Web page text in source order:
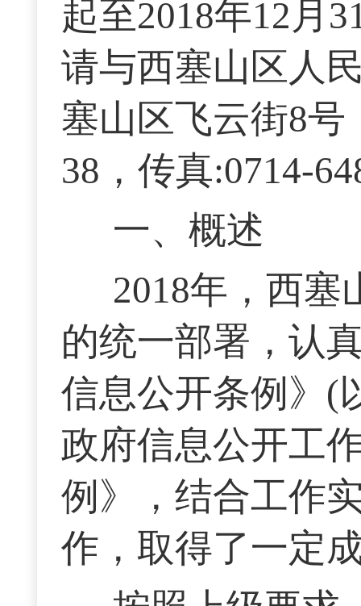
起至2018年12月
请与西塞山区人
塞山区飞云街8号
38，传真:0714-
一、概述
2018年，西塞
的统一部署，认
信息公开条例》(
政府信息公开工
例》，结合工作
作，取得了一定